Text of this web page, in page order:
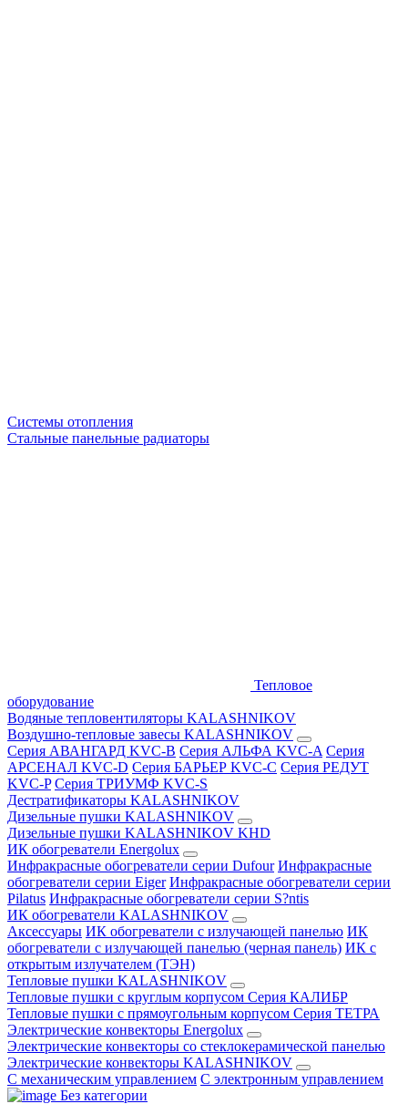
Системы отопления
Стальные панельные радиаторы
Тепловое
оборудование
Водяные тепловентиляторы KALASHNIKOV
Воздушно-тепловые завесы KALASHNIKOV
Серия АВАНГАРД KVC-B Серия АЛЬФА KVC-A Серия
АРСЕНАЛ KVC-D Серия БАРЬЕР KVC-C Серия РЕДУТ
KVC-P Серия ТРИУМФ KVC-S
Дестратификаторы KALASHNIKOV
Дизельные пушки KALASHNIKOV
Дизельные пушки KALASHNIKOV KHD
ИК обогреватели Energolux
Инфракрасные обогреватели серии Dufour Инфракрасные
обогреватели серии Eiger Инфракрасные обогреватели серии
Pilatus Инфракрасные обогреватели серии S?ntis
ИК обогреватели KALASHNIKOV
Аксессуары ИК обогреватели с излучающей панелью ИК
обогреватели с излучающей панелью (черная панель) ИК с
открытым излучателем (ТЭН)
Тепловые пушки KALASHNIKOV
Тепловые пушки с круглым корпусом Серия КАЛИБР
Тепловые пушки с прямоугольным корпусом Серия ТЕТРА
Электрические конвекторы Energolux
Электрические конвекторы со стеклокерамической панелью
Электрические конвекторы KALASHNIKOV
С механическим управлением С электронным управлением
Без категории